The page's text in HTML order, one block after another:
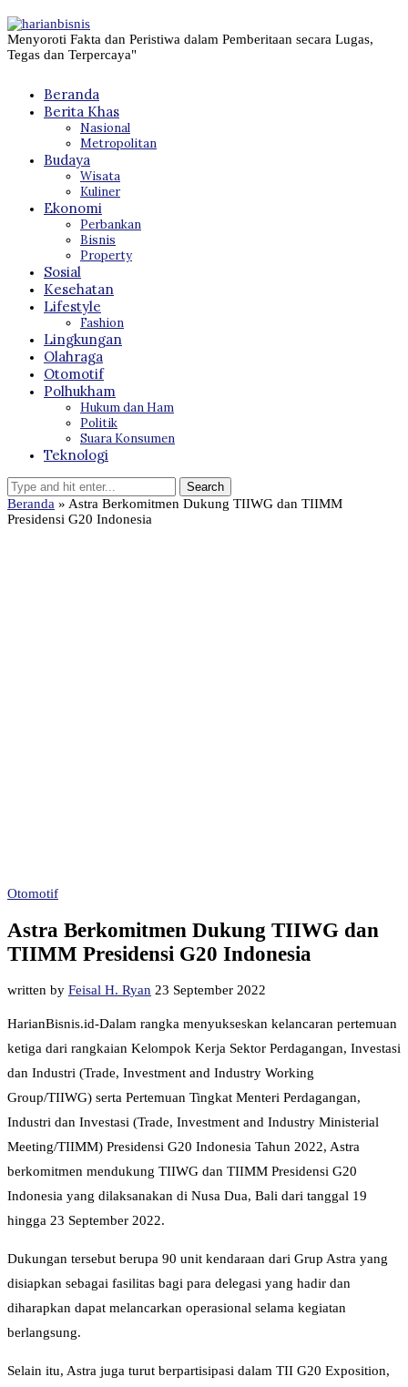
Menyoroti Fakta dan Peristiwa dalam Pemberitaan secara Lugas,
Tegas dan Terpercaya"
Beranda
Berita Khas
Nasional
Metropolitan
Budaya
Wisata
Kuliner
Ekonomi
Perbankan
Bisnis
Property
Sosial
Kesehatan
Lifestyle
Fashion
Lingkungan
Olahraga
Otomotif
Polhukham
Hukum dan Ham
Politik
Suara Konsumen
Teknologi
Beranda » Astra Berkomitmen Dukung TIIWG dan TIIMM
Presidensi G20 Indonesia
Otomotif
Astra Berkomitmen Dukung TIIWG dan
TIIMM Presidensi G20 Indonesia
written by Feisal H. Ryan 23 September 2022
HarianBisnis.id-Dalam rangka menyukseskan kelancaran pertemuan
ketiga dari rangkaian Kelompok Kerja Sektor Perdagangan, Investasi
dan Industri (Trade, Investment and Industry Working
Group/TIIWG) serta Pertemuan Tingkat Menteri Perdagangan,
Industri dan Investasi (Trade, Investment and Industry Ministerial
Meeting/TIIMM) Presidensi G20 Indonesia Tahun 2022, Astra
berkomitmen mendukung TIIWG dan TIIMM Presidensi G20
Indonesia yang dilaksanakan di Nusa Dua, Bali dari tanggal 19
hingga 23 September 2022.
Dukungan tersebut berupa 90 unit kendaraan dari Grup Astra yang
disiapkan sebagai fasilitas bagi para delegasi yang hadir dan
diharapkan dapat melancarkan operasional selama kegiatan
berlangsung.
Selain itu, Astra juga turut berpartisipasi dalam TII G20 Exposition,